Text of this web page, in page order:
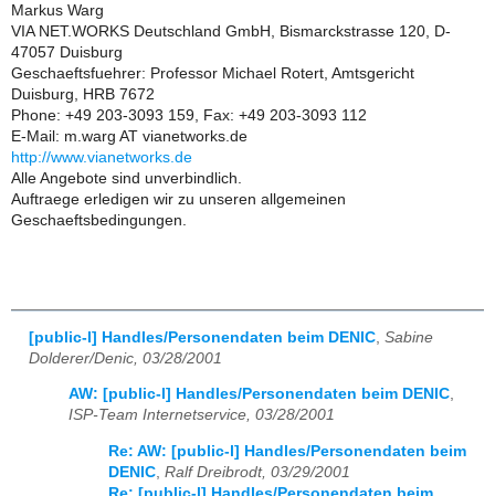
Markus Warg
VIA NET.WORKS Deutschland GmbH, Bismarckstrasse 120, D-
47057 Duisburg
Geschaeftsfuehrer: Professor Michael Rotert, Amtsgericht
Duisburg, HRB 7672
Phone: +49 203-3093 159, Fax: +49 203-3093 112
E-Mail: m.warg AT vianetworks.de
http://www.vianetworks.de
Alle Angebote sind unverbindlich.
Auftraege erledigen wir zu unseren allgemeinen
Geschaeftsbedingungen.
[public-l] Handles/Personendaten beim DENIC Sabine
Dolderer/Denic, 03/28/2001
AW: [public-l] Handles/Personendaten beim DENIC,
ISP-Team Internetservice, 03/28/2001
Re: AW: [public-l] Handles/Personendaten beim
DENIC Ralf Dreibrodt, 03/29/2001